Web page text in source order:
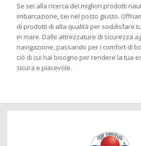
Se sei alla ricerca dei migliori prodotti
imbarcazione, sei nel posto giusto.
di prodotti di alta qualità per soddisfare
in mare. Dalle attrezzature di sicurezza
navigazione, passando per i comfort di
ciò di cui hai bisogno per rendere la tua
sicura e piacevole.